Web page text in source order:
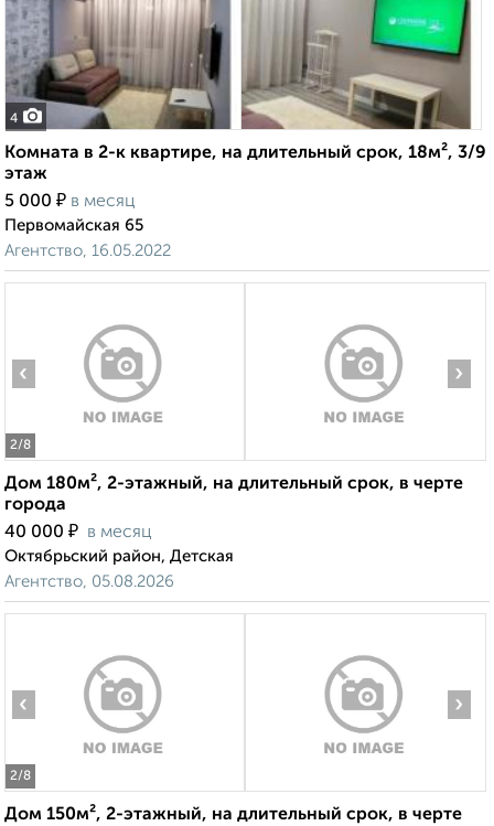
4
Комната в 2-к квартире, на длительный срок, 18м², 3/9
этаж
5 000 ₽ в месяц
Первомайская 65
Агентство, 16.05.2022
2/8
‹ ›
Дом 180м², 2-этажный, на длительный срок, в черте
города
40 000 ₽ в месяц
Октябрьский район, Детская
Агентство, 05.08.2026
2/8
‹ ›
Дом 150м², 2-этажный, на длительный срок, в черте